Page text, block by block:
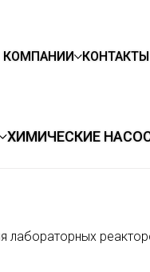
КОМПАНИИ КОНТАКТЫ
ХИМИЧЕСКИЕ
лабораторных